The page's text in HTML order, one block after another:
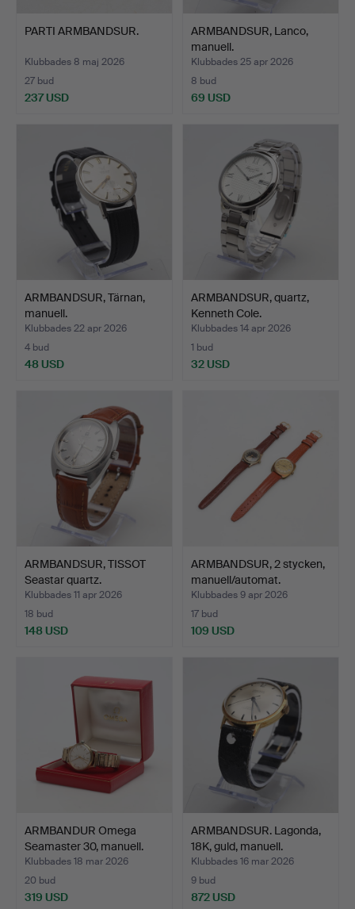
PARTI ARMBANDSUR.
Klubbades 8 maj 2026
27 bud
237 USD
ARMBANDSUR, Lanco,
manuell.
Klubbades 25 apr 2026
8 bud
69 USD
ARMBANDSUR, Tärnan,
manuell.
Klubbades 22 apr 2026
4 bud
48 USD
ARMBANDSUR, quartz,
Kenneth Cole.
Klubbades 14 apr 2026
1 bud
32 USD
ARMBANDSUR, TISSOT
Seastar quartz.
Klubbades 11 apr 2026
18 bud
148 USD
ARMBANDSUR, 2 stycken,
manuell/automat.
Klubbades 9 apr 2026
17 bud
109 USD
ARMBANDUR Omega
Seamaster 30, manuell.
Klubbades 18 mar 2026
20 bud
319 USD
ARMBANDSUR. Lagonda,
18K, guld, manuell.
Klubbades 16 mar 2026
9 bud
872 USD